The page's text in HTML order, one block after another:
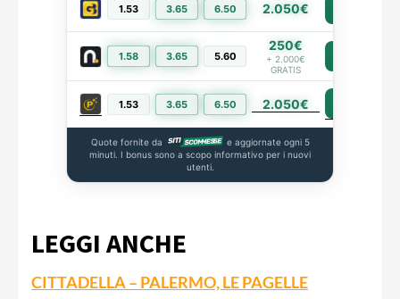
1.53 3.65 6.50 2.050€
1.58 3.65 5.60
250€
+ 2.000€
GRATIS
1.53 3.65 6.50 2.050€
Quote fornite da
e aggiornate ogni 5
minuti. I bonus sono a scopo informativo per i nuovi
utenti.
LEGGI ANCHE
CITTADELLA – PALERMO, LE PAGELLE